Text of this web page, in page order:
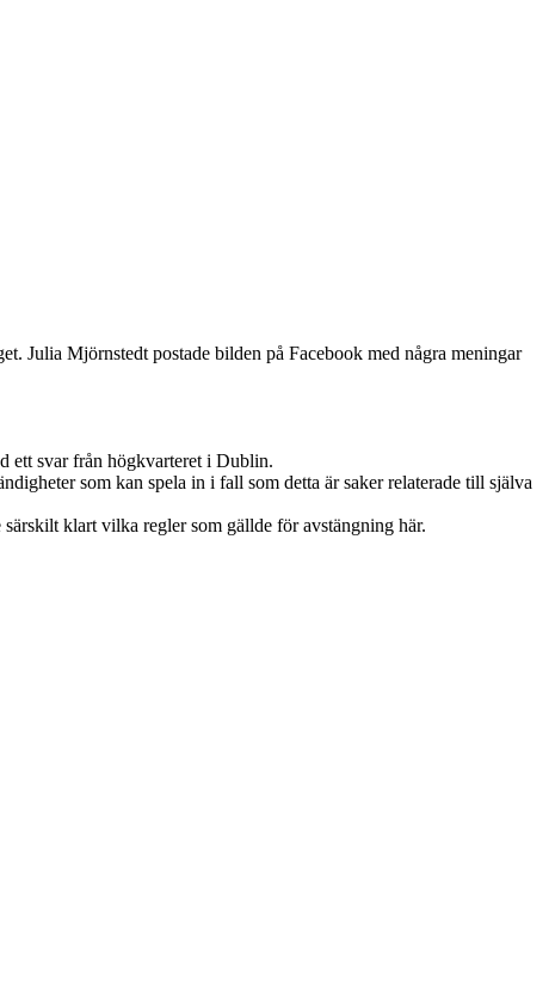
Julia Mjörnstedt postade bilden på Facebook med några meningar
ett svar från högkvarteret i Dublin.
som kan spela in i fall som detta är saker relaterade till själva
klart vilka regler som gällde för avstängning här.